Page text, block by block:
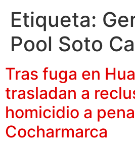
Etiqueta:
Pool Soto
Tras fuga en
trasladan a
homicidio a
Cocharmarca